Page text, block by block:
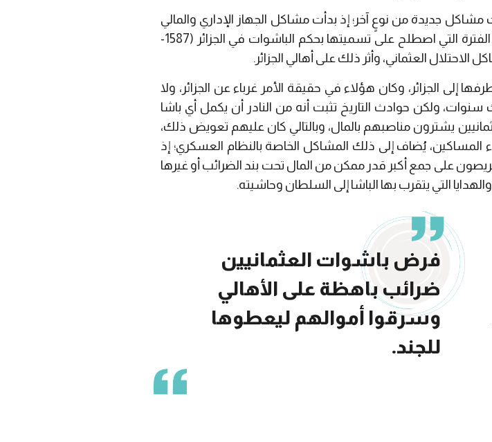
جديدة من نوعٍ آخر؛ إذ بدأت مشاكل الجهاز الإداري والمالي
العثماني وتعامله مع الأهالي، ويُجمِع أغلب المؤرخين أن الفترة التي اصطلح على تسميتها بحكم الباشوات في الجزائر (1587-
إرسال ولاة من طرفها إلى الجزائر، وكان هؤلاء في حقيقة الأمر غرباء عن الجزائر، ولا
ولكن حوادث التاريخ تثبت أنه من النادر أن يكمل أي باشا
يشترون مناصبهم بالمال، وبالتالي كان عليهم تعويض ذلك،
يُضاف إلى ذلك المشاكل الخاصة بالنظام العسكري؛ إذ
على جمع أكبر قدر ممكن من المال تحت بند الضرائب أو غيرها
التي يتقرب بها الباشا إلى السلطان وحاشيته.
فرض باشوات العثمانيين
ضرائب باهظة على الأهالي
وسرقوا أموالهم ليعطوها
للجند.